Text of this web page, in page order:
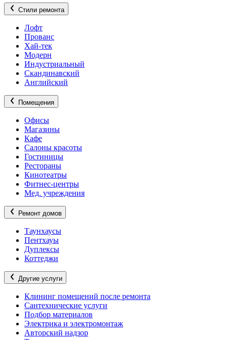
Стили ремонта
Лофт
Прованс
Хай-тек
Модерн
Индустриальный
Скандинавский
Английский
Помещения
Офисы
Магазины
Кафе
Салоны красоты
Гостиницы
Рестораны
Кинотеатры
Фитнес-центры
Мед. учреждения
Ремонт домов
Таунхаусы
Пентхауы
Дуплексы
Коттеджи
Другие услуги
Клининг помещений после ремонта
Сантехнические услуги
Подбор материалов
Электрика и электромонтаж
Авторский надзор